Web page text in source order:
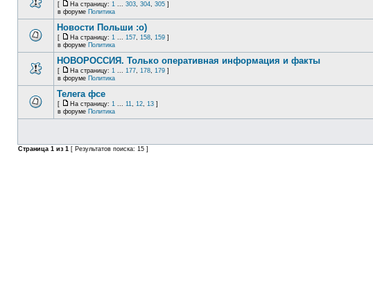
[ На страницу: 1 ... 303, 304, 305 ]
в форуме Политика
Новости Польши :o)
[ На страницу: 1 ... 157, 158, 159 ]
в форуме Политика
НОВОРОССИЯ. Только оперативная информация и факты
[ На страницу: 1 ... 177, 178, 179 ]
в форуме Политика
Телега фсе
[ На страницу: 1 ... 11, 12, 13 ]
в форуме Политика
Страница 1 из 1 [ Результатов поиска: 15 ]